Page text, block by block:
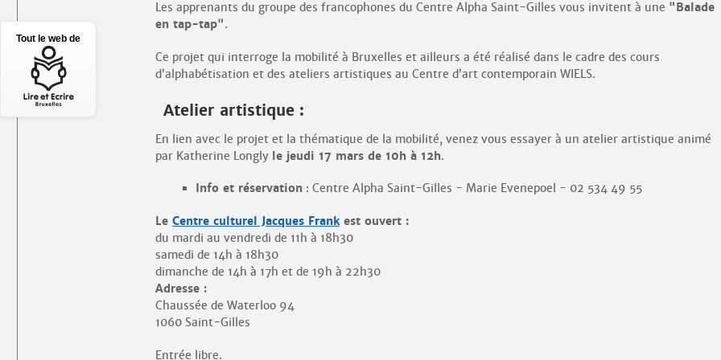
Les apprenants du groupe des francophones du Centre Alpha Saint-Gilles vous invitent à une "Balade
en tap-tap".
Ce projet qui interroge la mobilité à Bruxelles et ailleurs a été réalisé dans le cadre des cours
d’alphabétisation et des ateliers artistiques au Centre d’art contemporain WIELS.
Atelier artistique :
En lien avec le projet et la thématique de la mobilité, venez vous essayer à un atelier artistique animé
par Katherine Longly le jeudi 17 mars de 10h à 12h.
Info et réservation : Centre Alpha Saint-Gilles - Marie Evenepoel - 02 534 49 55
Le Centre culturel Jacques Frankest ouvert :
du mardi au vendredi de 11h à 18h30
samedi de 14h à 18h30
dimanche de 14h à 17h et de 19h à 22h30
Adresse :
Chaussée de Waterloo 94
1060 Saint-Gilles
Entrée libre.
Tout le web de